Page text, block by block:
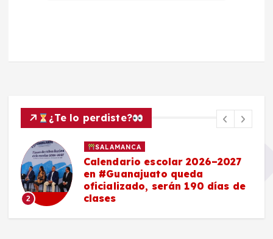
¿Te lo perdiste?
2
SALAMANCA
Calendario escolar 2026–2027
en #Guanajuato queda
oficializado, serán 190 días de
clases